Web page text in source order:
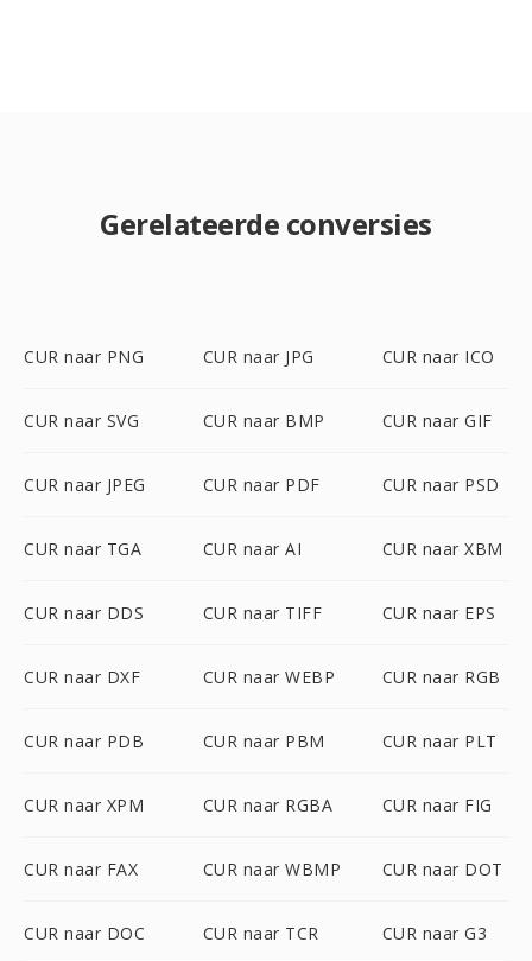
Gerelateerde conversies
CUR naar PNG CUR naar JPG CUR naar ICO
CUR naar SVG CUR naar BMP CUR naar GIF
CUR naar JPEG CUR naar PDF CUR naar PSD
CUR naar TGA CUR naar AI CUR naar XBM
CUR naar DDS CUR naar TIFF CUR naar EPS
CUR naar DXF CUR naar WEBP CUR naar RGB
CUR naar PDB CUR naar PBM CUR naar PLT
CUR naar XPM CUR naar RGBA CUR naar FIG
CUR naar FAX CUR naar WBMP CUR naar DOT
CUR naar DOC CUR naar TCR CUR naar G3